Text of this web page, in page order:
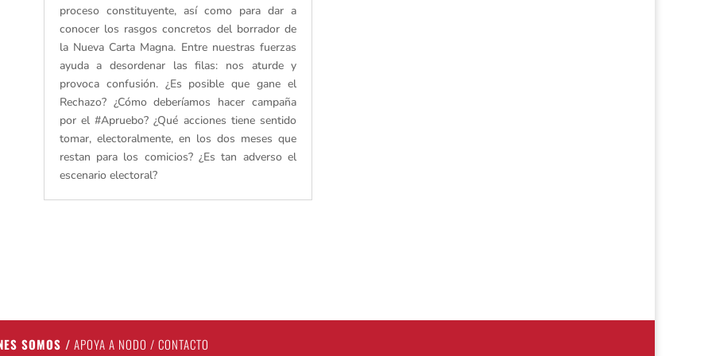
proceso constituyente, así como para dar a
conocer los rasgos concretos del borrador de
la Nueva Carta Magna. Entre nuestras fuerzas
ayuda a desordenar las filas: nos aturde y
provoca confusión. ¿Es posible que gane el
Rechazo? ¿Cómo deberíamos hacer campaña
por el #Apruebo? ¿Qué acciones tiene sentido
tomar, electoralmente, en los dos meses que
restan para los comicios? ¿Es tan adverso el
escenario electoral?
SOMOS / APOYA A NODO /CONTACTO